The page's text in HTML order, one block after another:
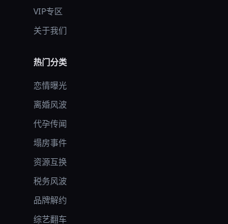
VIP专区
关于我们
热门分类
恋情曝光
离婚风波
代孕传闻
塌房事件
资源互换
税务风波
品牌解约
综艺翻车